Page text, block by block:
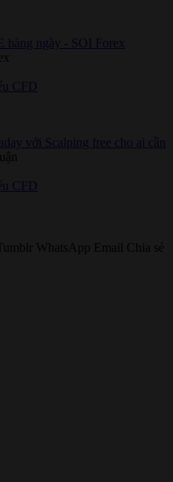
hàng ngày - SOI Forex
CFD
với Scalping free cho ai cần
CFD
Tumblr WhatsApp Email
Chia sẻ